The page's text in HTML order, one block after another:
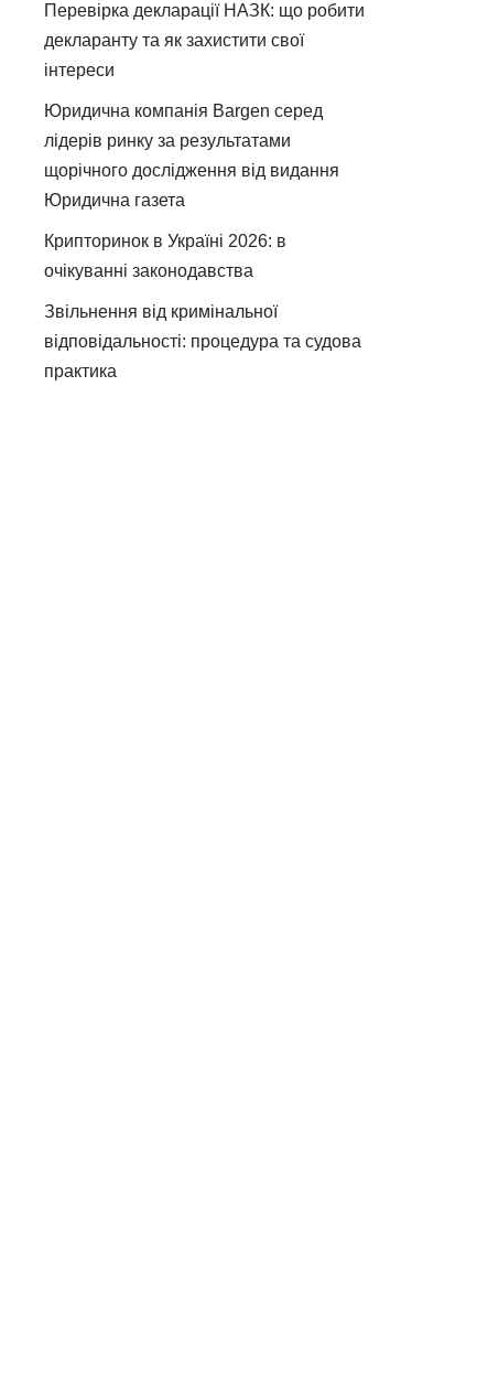
Перевірка декларації НАЗК: що робити
декларанту та як захистити свої
інтереси
Юридична компанія Bargen серед
лідерів ринку за результатами
щорічного дослідження від видання
Юридична газета
Крипторинок в Україні 2026: в
очікуванні законодавства
Звільнення від кримінальної
відповідальності: процедура та судова
практика